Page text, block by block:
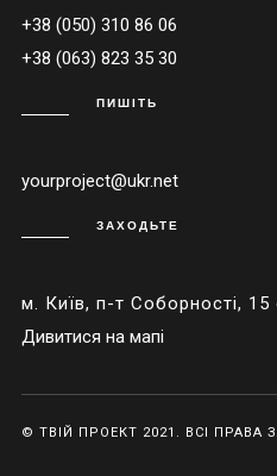
+38 (050) 310 86 06
+38 (063) 823 35 30
ПИШІТЬ
yourproject@ukr.net
ЗАХОДЬТЕ
м. Київ, п-т Соборності,
Дивитися на мапі
© ТВІЙ ПРОЕКТ 2021. ВСІ ПРАВА